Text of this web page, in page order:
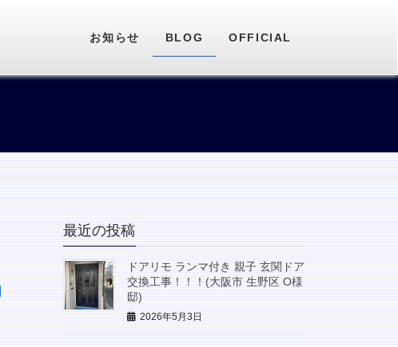
お知らせ BLOG OFFICIAL
最近の投稿
ドアリモ ランマ付き 親子 玄関ドア
交換工事！！！(大阪市 生野区 O様
邸)
2026年5月3日